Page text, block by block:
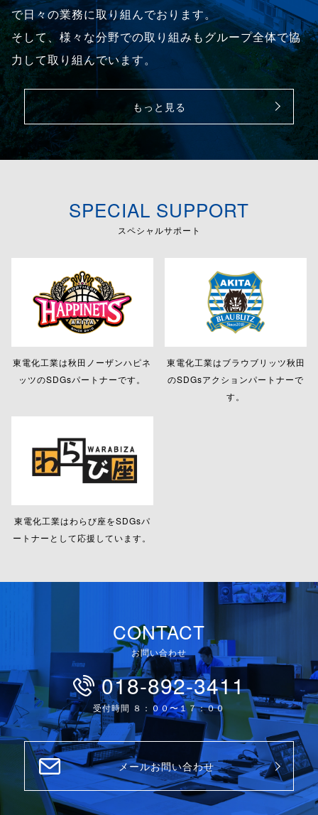
で日々の業務に取り組んでおります。
そして、様々な分野での取り組みもグループ全体で協
力して取り組んでいます。
もっと見る
SPECIAL SUPPORT
スペシャルサポート
東電化工業は秋田ノーザンハピネ
ッツのSDGsパートナーです。
東電化工業はブラウブリッツ秋田
のSDGsアクションパートナーで
す。
東電化工業はわらび座をSDGsパ
ートナーとして応援しています。
CONTACT
お問い合わせ
018-892-3411
受付時間 ８：００〜１７：００
メールお問い合わせ